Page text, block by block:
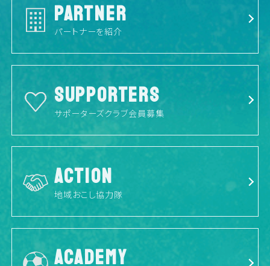
PARTNER
パートナーを紹介
SUPPORTERS
サポーターズクラブ会員募集
ACTION
地域おこし協力隊
ACADEMY